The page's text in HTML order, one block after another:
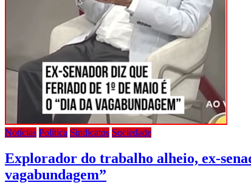
Notícias Política Sindicatos Sociedade
Explorador do trabalho alheio, ex-
vagabundagem”